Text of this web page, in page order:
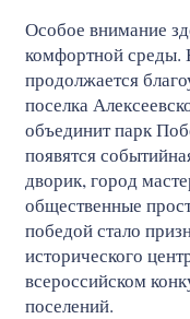
Особое внимание
комфортной среды.
продолжается
поселка
объединит парк
появятся
дворик, город
общественные
победой стало
исторического
всероссийском
поселений.